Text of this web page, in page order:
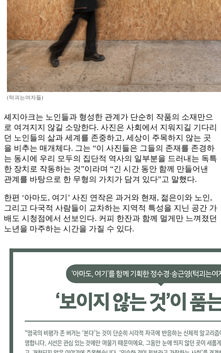
(턱괴는여자들)
셰지아크는 노인들과 형성한 관계가 단순히 작품의 소재만으
로 여겨지지 않길 소망한다. 사진은 사회에서 지워지길 기다리
던 노인들의 삶과 세계를 존중하고, 세상이 주목하지 않는 곳
을 비추는 매개체다. 그는 “이 사진들은 그들의 존재를 존경하
는 동시에 우리 모두의 집단적 역사의 일부분을 드러내는 독특
한 장치로 작동하는 것”이라며 “긴 시간 동안 함께 만들어낸
관계를 바탕으로 한 무형의 가치가 담겨 있다”고 말했다.
한편 ‘아마도, 여기’ 사진 연작은 과거와 현재, 젊은이와 노인,
그리고 다국적 사람들이 교차하는 지역적 특성을 지닌 공간 가
배도 시청점에서 선보인다. 커피 한잔과 함께 멀게만 느껴졌던
노년을 마주하는 시간을 가질 수 있다.